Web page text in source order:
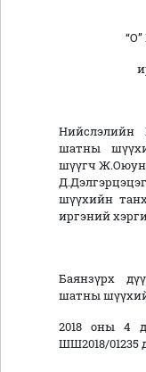
“О”
Нийслэлийн
шатны
шүүгч
шүүхийн
иргэний
Баянзүрх
шатны
2018 оны 4
ШШ2018/01235